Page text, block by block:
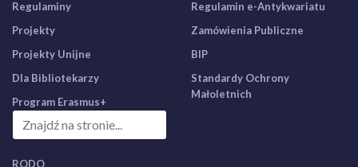
Regulaminy
Projekty
Projekty Unijne
Dla Bibliotekarzy
Program Erasmus+
Regulamin e-Antykwariatu
Zamówienia Publiczne
BIP
Standardy Ochrony
Małoletnich
RODO